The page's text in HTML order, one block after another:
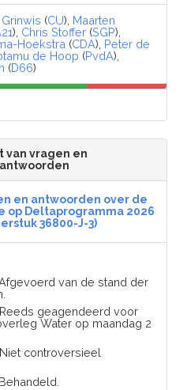
(CU), Maarten
), Chris Stoffer (SGP),
Hoekstra (CDA), Peter de
de Hoop (PvdA),
(D66)
van vragen en
antwoorden
en antwoorden over de
op Deltaprogramma 2026
36800-J-3)
van de stand der
geagendeerd voor
Water op maandag 2
controversieel